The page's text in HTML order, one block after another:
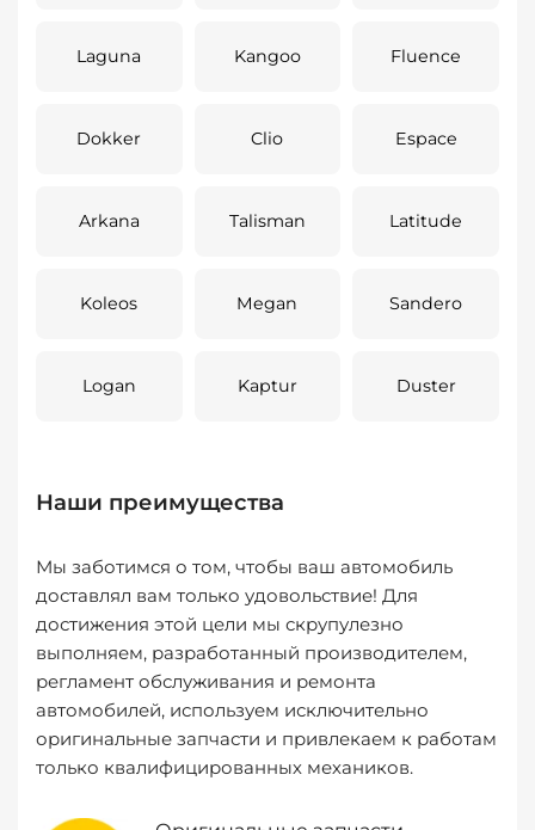
Laguna Kangoo Fluence
Dokker Clio Espace
Arkana Talisman Latitude
Koleos Megan Sandero
Logan Kaptur Duster
Наши преимущества
Мы заботимся о том, чтобы ваш автомобиль
доставлял вам только удовольствие! Для
достижения этой цели мы скрупулезно
выполняем, разработанный производителем,
регламент обслуживания и ремонта
автомобилей, используем исключительно
оригинальные запчасти и привлекаем к работам
только квалифицированных механиков.